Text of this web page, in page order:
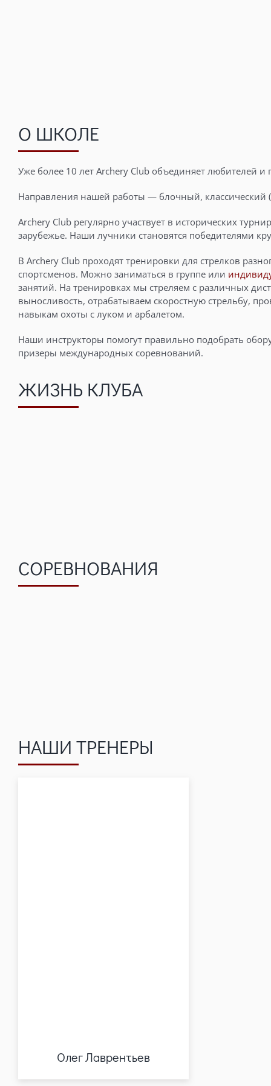
О ШКОЛЕ
Уже более 10 лет Archery Club объединяет любителей и
Направления нашей работы — блочный, классический
Archery Club регулярно участвует в исторических
зарубежье. Наши лучники становятся победителями
В Archery Club проходят тренировки для стрелков
спортсменов. Можно заниматься в группе или
занятий. На тренировках мы стреляем с различных
выносливость, отрабатываем скоростную стрельбу,
навыкам охоты с луком и арбалетом.
Наши инструкторы помогут правильно подобрать
призеры международных соревнований.
ЖИЗНЬ КЛУБА
СОРЕВНОВАНИЯ
НАШИ ТРЕНЕРЫ
Олег Лаврентьев